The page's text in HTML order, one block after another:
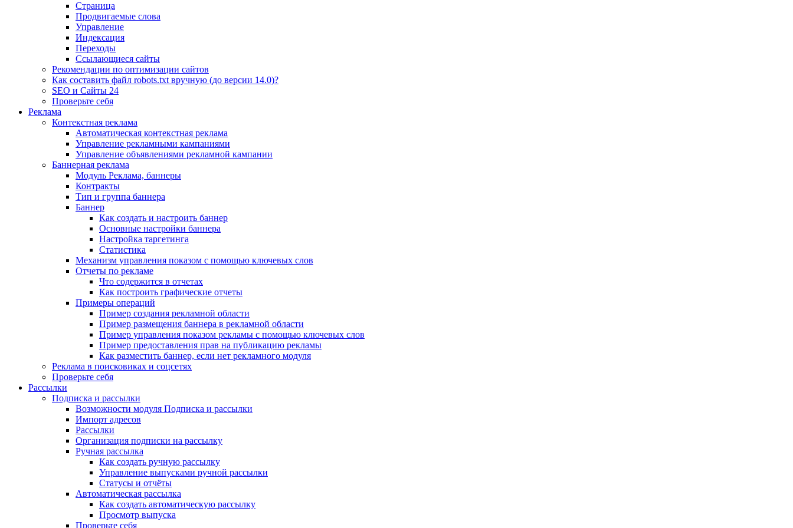
Страница
Продвигаемые слова
Управление
Индексация
Переходы
Ссылающиеся сайты
Рекомендации по оптимизации сайтов
Как составить файл robots.txt вручную (до версии 14.0)?
SEO и Сайты 24
Проверьте себя
Реклама
Контекстная реклама
Автоматическая контекстная реклама
Управление рекламными кампаниями
Управление объявлениями рекламной кампании
Баннерная реклама
Модуль Реклама, баннеры
Контракты
Тип и группа баннера
Баннер
Как создать и настроить баннер
Основные настройки баннера
Настройка таргетинга
Статистика
Механизм управления показом с помощью ключевых слов
Отчеты по рекламе
Что содержится в отчетах
Как построить графические отчеты
Примеры операций
Пример создания рекламной области
Пример размещения баннера в рекламной области
Пример управления показом рекламы с помощью ключевых слов
Пример предоставления прав на публикацию рекламы
Как разместить баннер, если нет рекламного модуля
Реклама в поисковиках и соцсетях
Проверьте себя
Рассылки
Подписка и рассылки
Возможности модуля Подписка и рассылки
Импорт адресов
Рассылки
Организация подписки на рассылку
Ручная рассылка
Как создать ручную рассылку
Управление выпусками ручной рассылки
Статусы и отчёты
Автоматическая рассылка
Как создать автоматическую рассылку
Просмотр выпуска
Проверьте себя